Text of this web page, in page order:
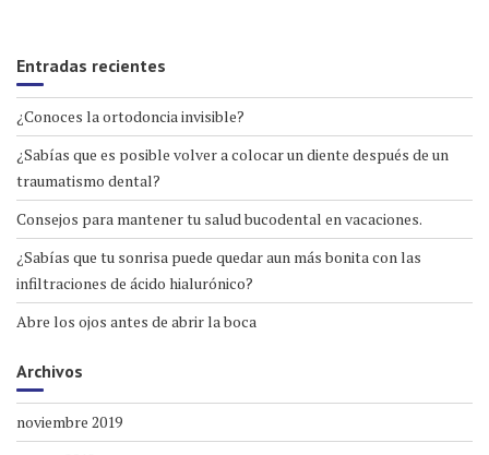
Entradas recientes
¿Conoces la ortodoncia invisible?
¿Sabías que es posible volver a colocar un diente después de un
traumatismo dental?
Consejos para mantener tu salud bucodental en vacaciones.
¿Sabías que tu sonrisa puede quedar aun más bonita con las
infiltraciones de ácido hialurónico?
Abre los ojos antes de abrir la boca
Archivos
noviembre 2019